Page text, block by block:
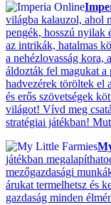
világba kalauzol, ahol
pengék, hosszú nyilak
az intrikák, hatalmas
a nehézlovasság kora,
áldozták fel magukat a
hadvezérek töröltek el
és erős szövetségek
világot! Vívd meg
stratégiai játékban!
játékban
mezőgazdasági
árukat termelhetsz és
gazdaság minden